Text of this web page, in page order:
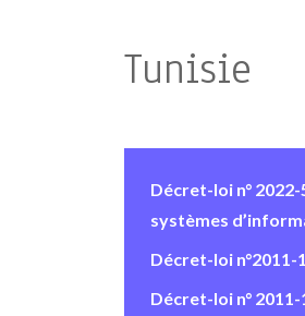
Tunisie
Décret-loi n°
systèmes
Décret-loi n°2011-
Décret-loi n°